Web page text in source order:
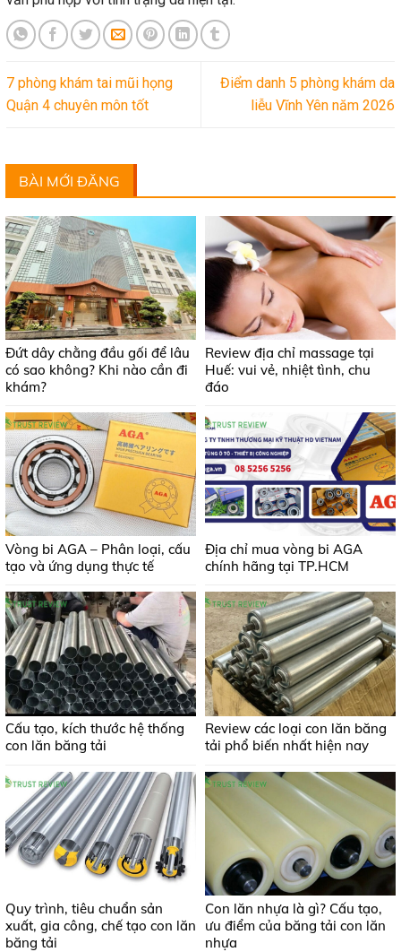
7 phòng khám tai mũi họng
Quận 4 chuyên môn tốt
Điểm danh 5 phòng khám da
liễu Vĩnh Yên năm 2026
BÀI MỚI ĐĂNG
Đứt dây chằng đầu gối để lâu
có sao không? Khi nào cần đi
khám?
Review địa chỉ massage tại
Huế: vui vẻ, nhiệt tình, chu
đáo
Vòng bi AGA – Phân loại, cấu
tạo và ứng dụng thực tế
Địa chỉ mua vòng bi AGA
chính hãng tại TP.HCM
Cấu tạo, kích thước hệ thống
con lăn băng tải
Review các loại con lăn băng
tải phổ biến nhất hiện nay
Quy trình, tiêu chuẩn sản
xuất, gia công, chế tạo con lăn
băng tải
Con lăn nhựa là gì? Cấu tạo,
ưu điểm của băng tải con lăn
nhựa